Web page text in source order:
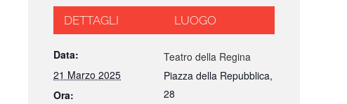
DETTAGLI
Data:
21 Marzo 2025
Ora:
LUOGO
Teatro della Regina
Piazza della Repubblica,
28